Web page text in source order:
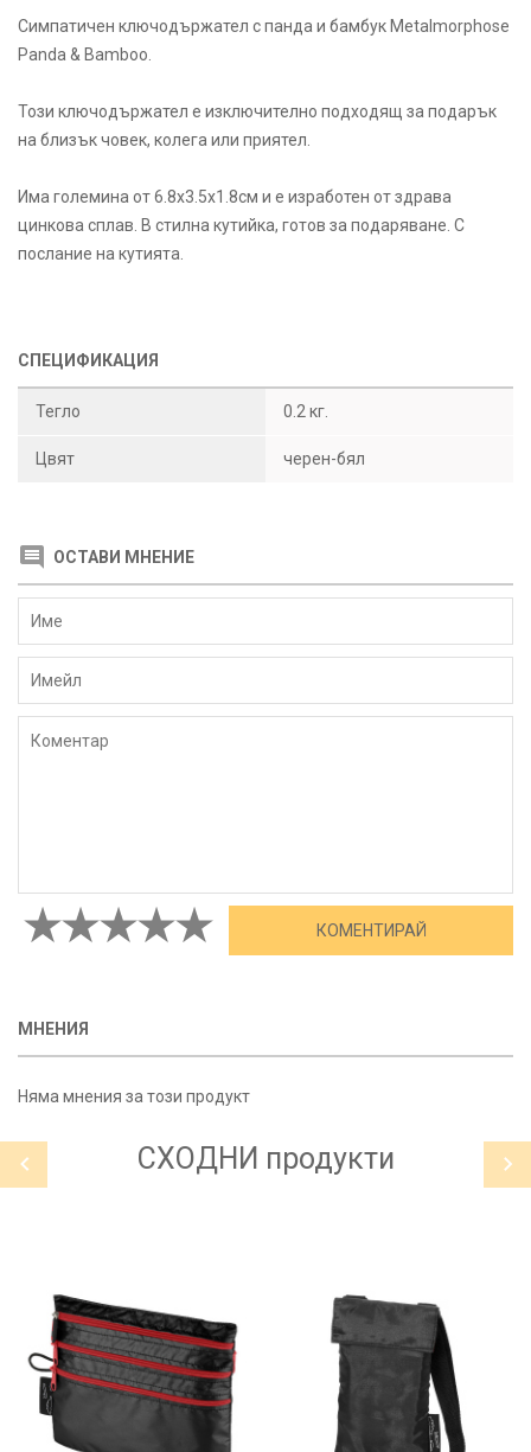
Симпатичен ключодържател с панда и бамбук Metalmorphose
Panda & Bamboo.
Този ключодържател е изключително подходящ за подарък
на близък човек, колега или приятел.
Има големина от 6.8х3.5х1.8см и е изработен от здрава
цинкова сплав. В стилна кутийка, готов за подаряване. С
послание на кутията.
СПЕЦИФИКАЦИЯ
Тегло 0.2 кг.
Цвят черен-бял
ОСТАВИ МНЕНИЕ
МНЕНИЯ
Няма мнения за този продукт
СХОДНИ продукти